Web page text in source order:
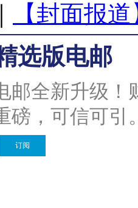
【封面报
选版电邮
邮全新升级
磅，可信可引
订阅